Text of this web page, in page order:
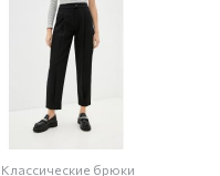
Классические брюки